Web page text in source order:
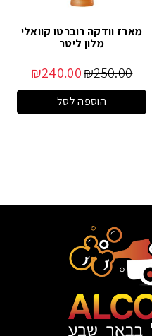
מארז וודקה רוברטו קוואלי
מלון ליטר
₪250.00
₪240.00
הוספה לסל